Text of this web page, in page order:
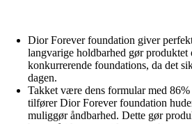
Dior Forever foundation giver
langvarige holdbarhed gør
konkurrerende foundations, da det
dagen.
Takket være dens formular med 86%
tilfører Dior Forever foundation
muliggør åndbarhed. Dette gør